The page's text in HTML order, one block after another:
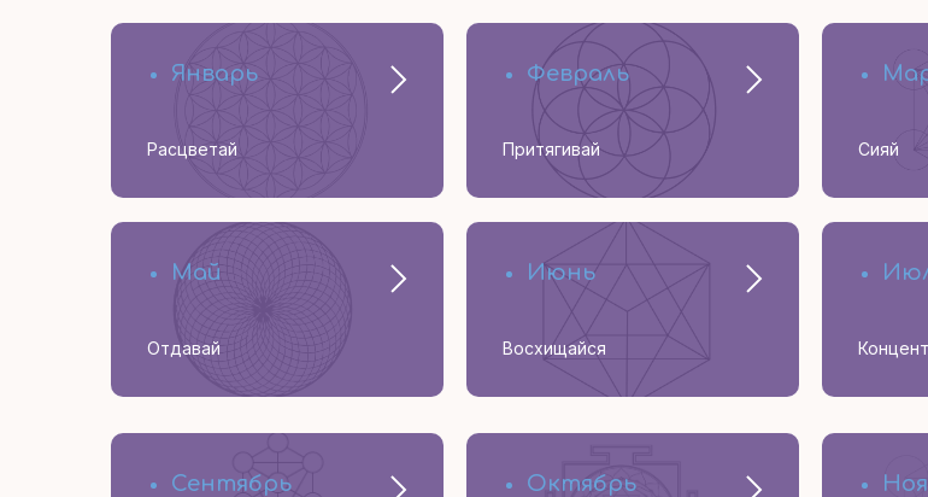
Январь
Расцветай
Февраль
Притягивай Сияй
Май
Отдавай
Июнь
Восхищайся
Сентябрь Октябрь